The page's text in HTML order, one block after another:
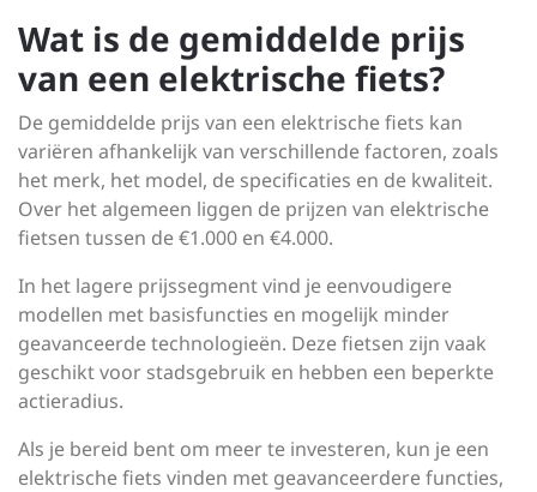
Wat is de gemiddelde prijs
van een elektrische fiets?
De gemiddelde prijs van een elektrische fiets kan
variëren afhankelijk van verschillende factoren, zoals
het merk, het model, de specificaties en de kwaliteit.
Over het algemeen liggen de prijzen van elektrische
fietsen tussen de €1.000 en €4.000.
In het lagere prijssegment vind je eenvoudigere
modellen met basisfuncties en mogelijk minder
geavanceerde technologieën. Deze fietsen zijn vaak
geschikt voor stadsgebruik en hebben een beperkte
actieradius.
Als je bereid bent om meer te investeren, kun je een
elektrische fiets vinden met geavanceerdere functies,